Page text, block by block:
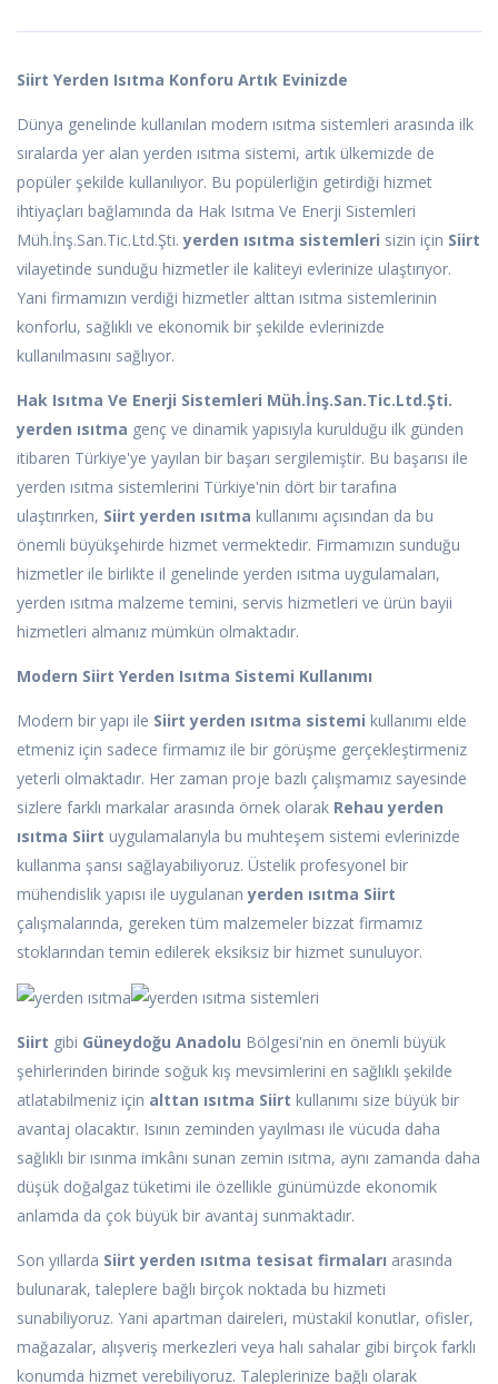
Siirt Yerden Isıtma Konforu Artık Evinizde
Dünya genelinde kullanılan modern ısıtma sistemleri arasında ilk
sıralarda yer alan yerden ısıtma sistemi, artık ülkemizde de
popüler şekilde kullanılıyor. Bu popülerliğin getirdiği hizmet
ihtiyaçları bağlamında da Hak Isıtma Ve Enerji Sistemleri
Müh.İnş.San.Tic.Ltd.Şti. yerden ısıtma sistemleri sizin için Siirt
vilayetinde sunduğu hizmetler ile kaliteyi evlerinize ulaştırıyor.
Yani firmamızın verdiği hizmetler alttan ısıtma sistemlerinin
konforlu, sağlıklı ve ekonomik bir şekilde evlerinizde
kullanılmasını sağlıyor.
Hak Isıtma Ve Enerji Sistemleri Müh.İnş.San.Tic.Ltd.Şti.
yerden ısıtma genç ve dinamik yapısıyla kurulduğu ilk günden
itibaren Türkiye'ye yayılan bir başarı sergilemiştir. Bu başarısı ile
yerden ısıtma sistemlerini Türkiye'nin dört bir tarafına
ulaştırırken, Siirt yerden ısıtma kullanımı açısından da bu
önemli büyükşehirde hizmet vermektedir. Firmamızın sunduğu
hizmetler ile birlikte il genelinde yerden ısıtma uygulamaları,
yerden ısıtma malzeme temini, servis hizmetleri ve ürün bayii
hizmetleri almanız mümkün olmaktadır.
Modern Siirt Yerden Isıtma Sistemi Kullanımı
Modern bir yapı ile Siirt yerden ısıtma sistemi kullanımı elde
etmeniz için sadece firmamız ile bir görüşme gerçekleştirmeniz
yeterli olmaktadır. Her zaman proje bazlı çalışmamız sayesinde
sizlere farklı markalar arasında örnek olarak Rehau yerden
ısıtma Siirt uygulamalarıyla bu muhteşem sistemi evlerinizde
kullanma şansı sağlayabiliyoruz. Üstelik profesyonel bir
mühendislik yapısı ile uygulananyerden ısıtma Siirt
çalışmalarında, gereken tüm malzemeler bizzat firmamız
stoklarından temin edilerek eksiksiz bir hizmet sunuluyor.
Siirt gibi Güneydoğu Anadolu Bölgesi'nin en önemli büyük
şehirlerinden birinde soğuk kış mevsimlerini en sağlıklı şekilde
atlatabilmeniz için alttan ısıtma Siirt kullanımı size büyük bir
avantaj olacaktır. Isının zeminden yayılması ile vücuda daha
sağlıklı bir ısınma imkânı sunan zemin ısıtma, aynı zamanda daha
düşük doğalgaz tüketimi ile özellikle günümüzde ekonomik
anlamda da çok büyük bir avantaj sunmaktadır.
Son yıllarda Siirt yerden ısıtma tesisat firmaları arasında
bulunarak, taleplere bağlı birçok noktada bu hizmeti
sunabiliyoruz. Yani apartman daireleri, müstakil konutlar, ofisler,
mağazalar, alışveriş merkezleri veya halı sahalar gibi birçok farklı
konumda hizmet verebiliyoruz. Taleplerinize bağlı olarak